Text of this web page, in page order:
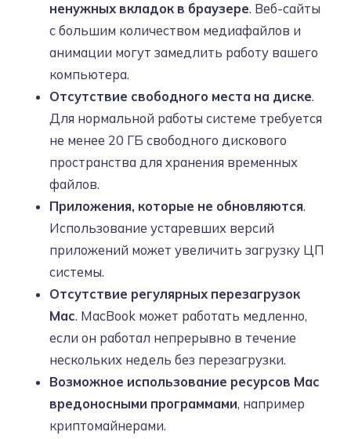
ненужных вкладок в браузере. Веб-сайты
с большим количеством медиафайлов и
анимации могут замедлить работу вашего
компьютера.
Отсутствие свободного места на диске.
Для нормальной работы системе требуется
не менее 20 ГБ свободного дискового
пространства для хранения временных
файлов.
Приложения, которые не обновляются.
Использование устаревших версий
приложений может увеличить загрузку ЦП
системы.
Отсутствие регулярных перезагрузок
Mac. MacBook может работать медленно,
если он работал непрерывно в течение
нескольких недель без перезагрузки.
Возможное использование ресурсов Mac
вредоносными программами, например
криптомайнерами.